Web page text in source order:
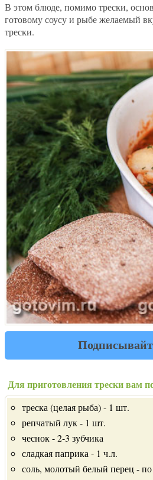
В этом блюде, помимо трески,
готовому соусу и рыбе желаемый
трески.
Для приготовления трески вам
треска (целая рыба) - 1 шт.
репчатый лук - 1 шт.
чеснок - 2-3 зубчика
сладкая паприка - 1 ч.л.
соль, молотый белый перец -